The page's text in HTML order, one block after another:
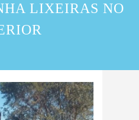
LIXEIRAS NO